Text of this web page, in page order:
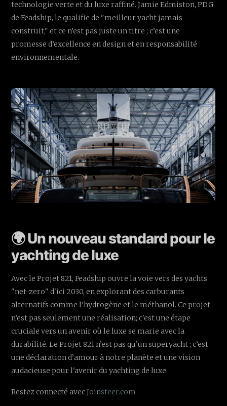
technologie verte et du luxe raffiné. Jamie Edmiston, PDG
de Feadship, le qualifie de "meilleur yacht jamais
construit," et ce n’est pas juste un titre ; c’est une
promesse d’excellence en design et en responsabilité
environnementale.
🌍 Un nouveau standard pour le
yachting de luxe
Avec le Projet 821, Feadship ouvre la voie vers des yachts
"net-zero" d'ici 2030, en explorant des carburants
alternatifs comme l'hydrogène et le méthanol. Ce projet
n’est pas seulement une réalisation; c'est une étape
cruciale vers un avenir où le luxe se marie avec la
durabilité. Le Projet 821 n’est pas qu’un superyacht ; c’est
une déclaration d’amour à notre planète et une vision
audacieuse pour l'avenir du yachting de luxe.
Restez connecté avecJoinsteer.com